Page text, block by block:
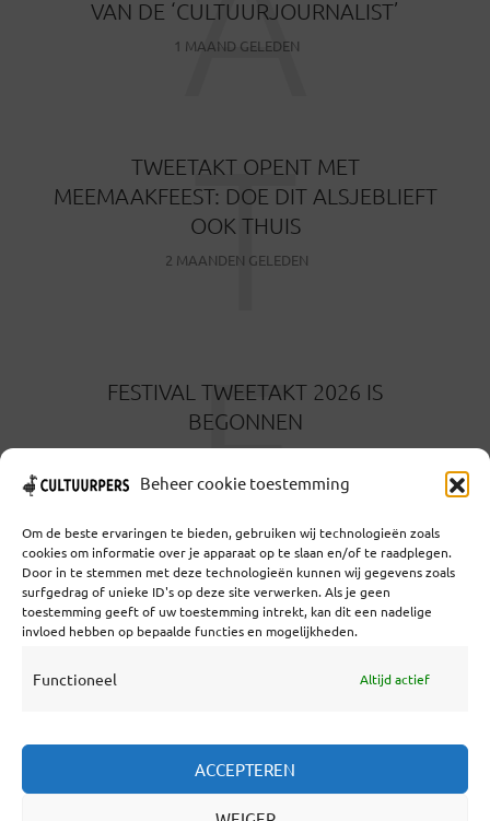
Beheer cookie toestemming
Om de beste ervaringen te bieden, gebruiken wij technologieën zoals
cookies om informatie over je apparaat op te slaan en/of te raadplegen.
Door in te stemmen met deze technologieën kunnen wij gegevens zoals
surfgedrag of unieke ID's op deze site verwerken. Als je geen
toestemming geeft of uw toestemming intrekt, kan dit een nadelige
invloed hebben op bepaalde functies en mogelijkheden.
Functioneel Altijd actief
ACCEPTEREN
VAN DE ‘CULTUURJOURNALIST’
1 MAAND GELEDEN
TWEETAKT OPENT MET
MEEMAAKFEEST: DOE DIT ALSJEBLIEFT
OOK THUIS
2 MAANDEN GELEDEN
T
FESTIVAL TWEETAKT 2026 IS
BEGONNEN
F
Coöperatief Cultureel Persbureau U.A. | Salzburg 29 |
3524KS Utrecht | KvK: 55573592 |Btw: